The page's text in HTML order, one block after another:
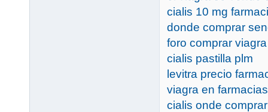
cialis 10 mg
donde comprar
foro comprar
cialis pastilla plm
levitra precio
viagra en
cialis onde